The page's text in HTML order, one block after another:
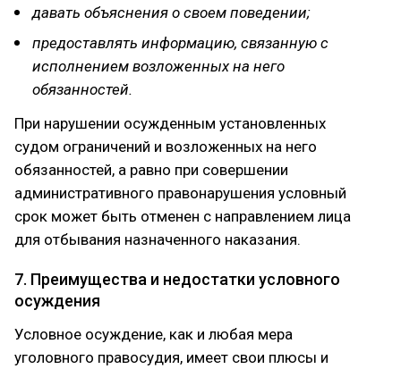
давать объяснения о своем поведении;
предоставлять информацию, связанную с
исполнением возложенных на него
обязанностей.
При нарушении осужденным установленных
судом ограничений и возложенных на него
обязанностей, а равно при совершении
административного правонарушения условный
срок может быть отменен с направлением лица
для отбывания назначенного наказания.
7. Преимущества и недостатки условного
осуждения
Условное осуждение, как и любая мера
уголовного правосудия, имеет свои плюсы и